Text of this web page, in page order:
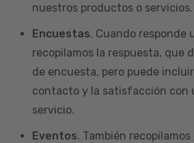
nuestros productos o servicios.
Encuestas. Cuando responde
recopilamos la respuesta, que
de encuesta, pero puede
contacto y la satisfacción con
servicio.
Eventos. También